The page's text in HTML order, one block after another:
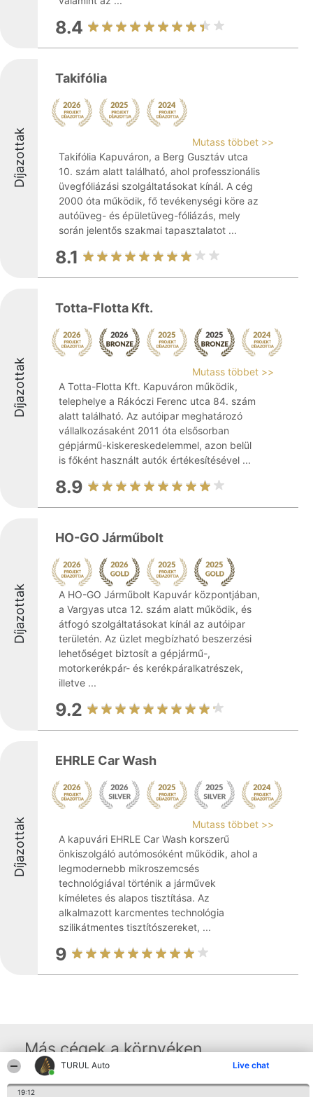
TURUL Auto Live chat
19:12
8.4
Díjazottak
Takifólia
Mutass többet >>
Takifólia Kapuváron, a Berg Gusztáv utca
10. szám alatt található, ahol professzionális
üvegfóliázási szolgáltatásokat kínál. A cég
2000 óta működik, fő tevékenységi köre az
autóüveg- és épületüveg-fóliázás, mely
során jelentős szakmai tapasztalatot ...
8.1
Díjazottak
Totta-Flotta Kft.
Mutass többet >>
A Totta-Flotta Kft. Kapuváron működik,
telephelye a Rákóczi Ferenc utca 84. szám
alatt található. Az autóipar meghatározó
vállalkozásaként 2011 óta elsősorban
gépjármű-kiskereskedelemmel, azon belül
is főként használt autók értékesítésével ...
8.9
Díjazottak
HO-GO Járműbolt
A HO-GO Járműbolt Kapuvár központjában,
a Vargyas utca 12. szám alatt működik, és
átfogó szolgáltatásokat kínál az autóipar
területén. Az üzlet megbízható beszerzési
lehetőséget biztosít a gépjármű-,
motorkerékpár- és kerékpáralkatrészek,
illetve ...
9.2
Díjazottak
EHRLE Car Wash
Mutass többet >>
A kapuvári EHRLE Car Wash korszerű
önkiszolgáló autómosóként működik, ahol a
legmodernebb mikroszemcsés
technológiával történik a járművek
kíméletes és alapos tisztítása. Az
alkalmazott karcmentes technológia
szilikátmentes tisztítószereket, ...
9
Más cégek a környéken